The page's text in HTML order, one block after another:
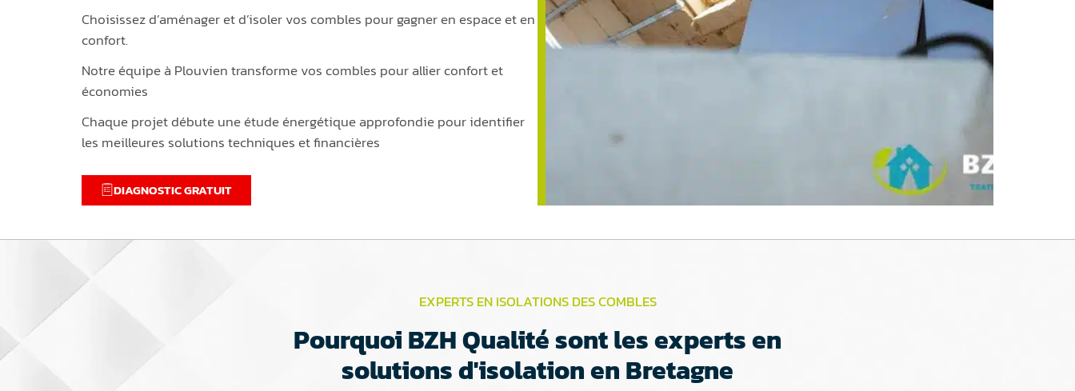
Choisissez d’aménager et d’isoler vos combles pour gagner en espace et en
confort.
Notre équipe à Plouvien transforme vos combles pour allier confort et
économies
Chaque projet débute une étude énergétique approfondie pour identifier
les meilleures solutions techniques et financières
DIAGNOSTIC GRATUIT
EXPERTS EN ISOLATIONS DES COMBLES
Pourquoi BZH Qualité sont les experts en
solutions d'isolation en Bretagne